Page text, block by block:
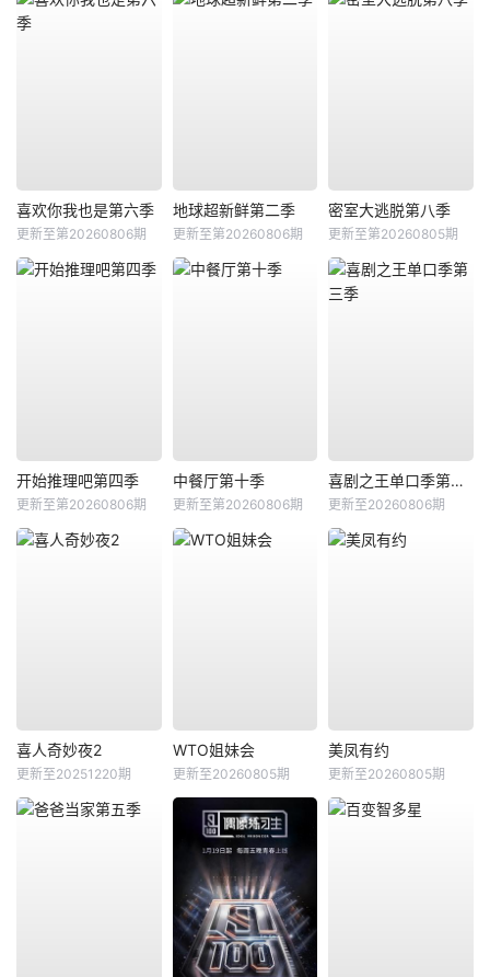
喜欢你我也是第六季
更新至第20260806期
地球超新鲜第二季
更新至第20260806期
密室大逃脱第八季
更新至第20260805期
开始推理吧第四季
更新至第20260806期
中餐厅第十季
更新至第20260806期
喜剧之王单口季第三季
更新至20260806期
喜人奇妙夜2
更新至20251220期
WTO姐妹会
更新至20260805期
美凤有约
更新至20260805期